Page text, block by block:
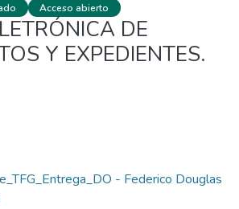
Acceso abierto
DE
Y EXPEDIENTES.
- Federico Douglas